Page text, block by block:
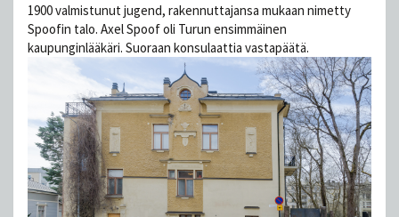
1900 valmistunut jugend, rakennuttajansa mukaan nimetty
Spoofin talo. Axel Spoof oli Turun ensimmäinen
kaupunginlääkäri. Suoraan konsulaattia vastapäätä.